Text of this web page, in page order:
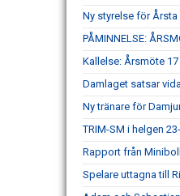
Ny styrelse för Årsta
PÅMINNELSE:
Kallelse: Årsmöte
Damlaget satsar
Ny tränare för
TRIM-SM i helgen
Rapport från
Spelare uttagna till